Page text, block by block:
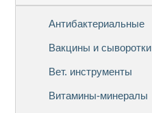
Антибактериальные
Вакцины и сыворотки
Вет. инструменты
Витамины-минералы